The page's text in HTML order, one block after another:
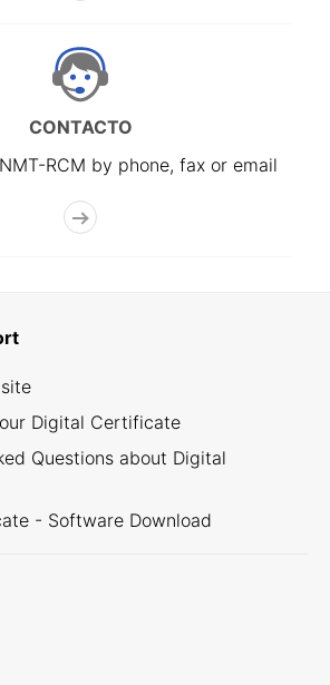
CONTACTO
RCM by phone, fax or email
Digital Certificate
Questions about Digital
- Software Download